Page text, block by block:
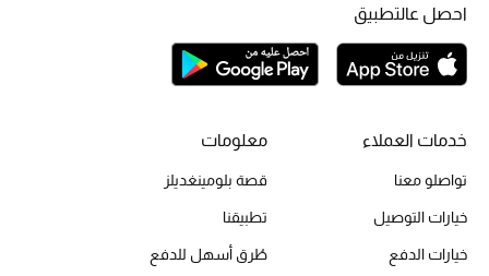
العناية بالبشرة
مستحضرات العناية
العناية بالشعر
خدمات العملاء
تواصلو معنا
خيارات التوصيل
خيارات الدفع
معلومات
قصة بلومينغديلز
تطبيقنا
طُرق أسهل للدفع
احصل عالتطبيق